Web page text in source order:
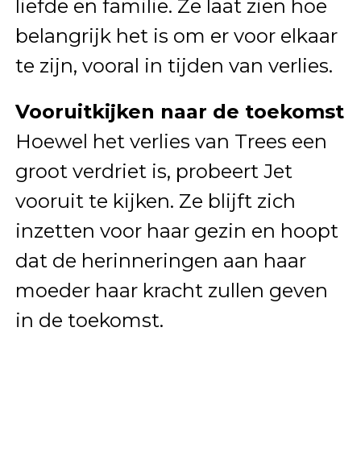
liefde en familie. Ze laat zien hoe
belangrijk het is om er voor elkaar
te zijn, vooral in tijden van verlies.
Vooruitkijken naar de toekomst
Hoewel het verlies van Trees een
groot verdriet is, probeert Jet
vooruit te kijken. Ze blijft zich
inzetten voor haar gezin en hoopt
dat de herinneringen aan haar
moeder haar kracht zullen geven
in de toekomst.